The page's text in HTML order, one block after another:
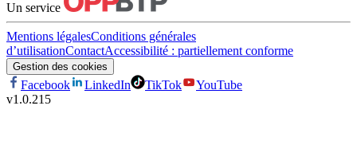
Un service
Mentions légalesConditions générales
d’utilisationContactAccessibilité : partiellement conforme
Gestion des cookies
Facebook LinkedIn TikTok
YouTube
v1.0.215